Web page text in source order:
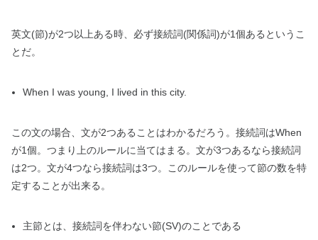
英文(節)が2つ以上ある時、必ず接続詞(関係詞)が1個あるというこ
とだ。
When I was young, I lived in this city.
この文の場合、文が2つあることはわかるだろう。接続詞はWhen
が1個。つまり上のルールに当てはまる。文が3つあるなら接続詞
は2つ。文が4つなら接続詞は3つ。このルールを使って節の数を特
定することが出来る。
主節とは、 接続詞を伴わない節(SV)のことである